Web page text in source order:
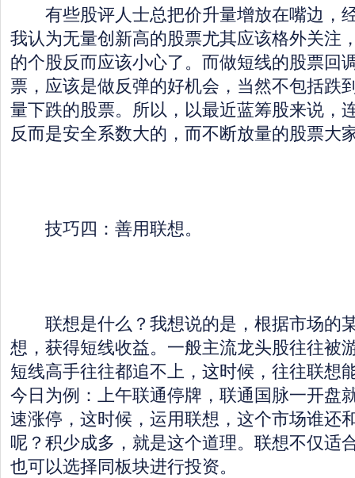
有些股评人士总把价升量增放在嘴边，
我认为无量创新高的股票尤其应该格外关注
的个股反而应该小心了。而做短线的股票回
票，应该是做反弹的好机会，当然不包括跌
量下跌的股票。所以，以最近蓝筹股来说，
反而是安全系数大的，而不断放量的股票大
技巧四：善用联想。
联想是什么？我想说的是，根据市场的
想，获得短线收益。一般主流龙头股往往被
短线高手往往都追不上，这时候，往往联想
今日为例：上午联通停牌，联通国脉一开盘
速涨停，这时候，运用联想，这个市场谁还
呢？积少成多，就是这个道理。联想不仅适
也可以选择同板块进行投资。